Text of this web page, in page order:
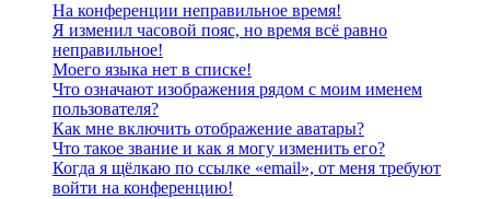
На конференции неправильное время!
Я изменил часовой пояс, но время всё равно
неправильное!
Моего языка нет в списке!
Что означают изображения рядом с моим именем
пользователя?
Как мне включить отображение аватары?
Что такое звание и как я могу изменить его?
Когда я щёлкаю по ссылке «email», от меня требуют
войти на конференцию!